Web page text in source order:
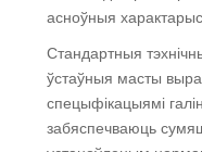
асноўныя
Стандартныя
ўстаўныя масты
спецыфікацыямі
забяспечваюць